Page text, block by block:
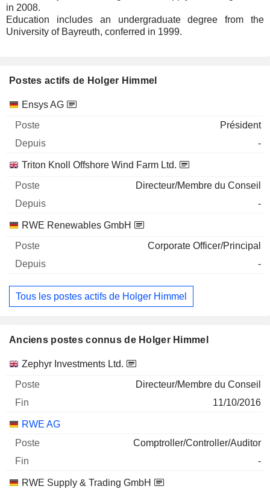
in 2008.
Education includes an undergraduate degree from the
University of Bayreuth, conferred in 1999.
Postes actifs de Holger Himmel
Sociétés Poste
Ensys AG
Président
-
Triton Knoll Offshore Wind Farm Ltd.
Directeur/Membre du Conseil
-
RWE Renewables GmbH
Corporate Officer/Principal
-
Tous les postes actifs de Holger Himmel
Anciens postes connus de Holger Himmel
Sociétés Poste Fin
Zephyr Investments Ltd.
Directeur/Membre du Conseil
11/10/2016
RWE AG
Comptroller/Controller/Auditor
-
RWE Supply & Trading GmbH